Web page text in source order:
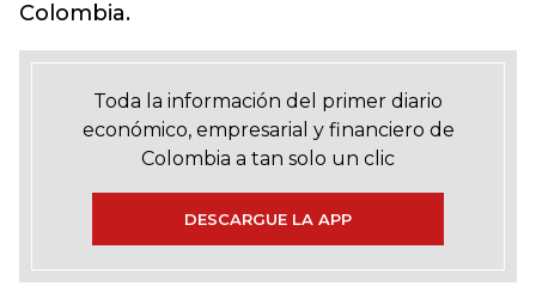
Colombia.
Toda la información del primer diario
económico, empresarial y financiero de
Colombia a tan solo un clic
DESCARGUE LA APP